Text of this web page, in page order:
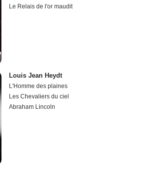
Le Relais de l'or maudit
Louis Jean Heydt
L'Homme des plaines
Les Chevaliers du ciel
Abraham Lincoln